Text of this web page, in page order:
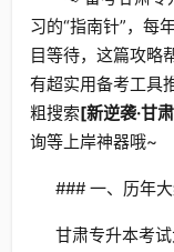
习的“指南针”，每
目等待，这篇攻略
有超实用备考工具
粗搜索[新逆袭·甘
询等上岸神器哦~
### 一、历年
甘肃专升本考